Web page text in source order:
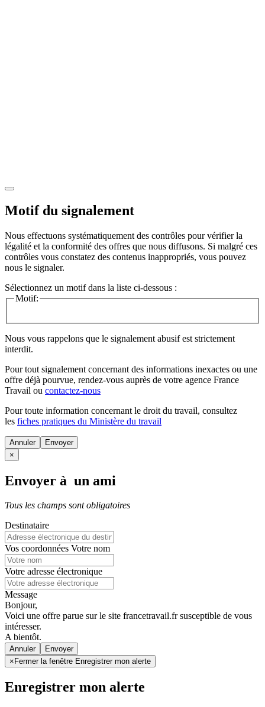
Motif du signalement
Nous effectuons systématiquement des contrôles pour vérifier la
légalité et la conformité des offres que nous diffusons. Si malgré ces
contrôles vous constatez des contenus inappropriés, vous pouvez
nous le signaler.
Sélectionnez un motif dans la liste ci-dessous :
Motif:
Nous vous rappelons que le signalement abusif est strictement
interdit.
Pour tout signalement concernant des informations inexactes ou une
offre déjà pourvue, rendez-vous auprès de votre agence France
Travail ou contactez-nous
Pour toute information concernant le droit du travail, consultez
les fiches pratiques du Ministère du travail
Annuler
×
Envoyer à un ami
Tous les champs sont obligatoires
Destinataire
Vos coordonnées Votre nom
Votre adresse électronique
Message
Bonjour,
Voici une offre parue sur le site francetravail.fr susceptible de vous
intéresser.
A bientôt.
Annuler
× Fermer la fenêtre Enregistrer mon alerte
Enregistrer mon alerte